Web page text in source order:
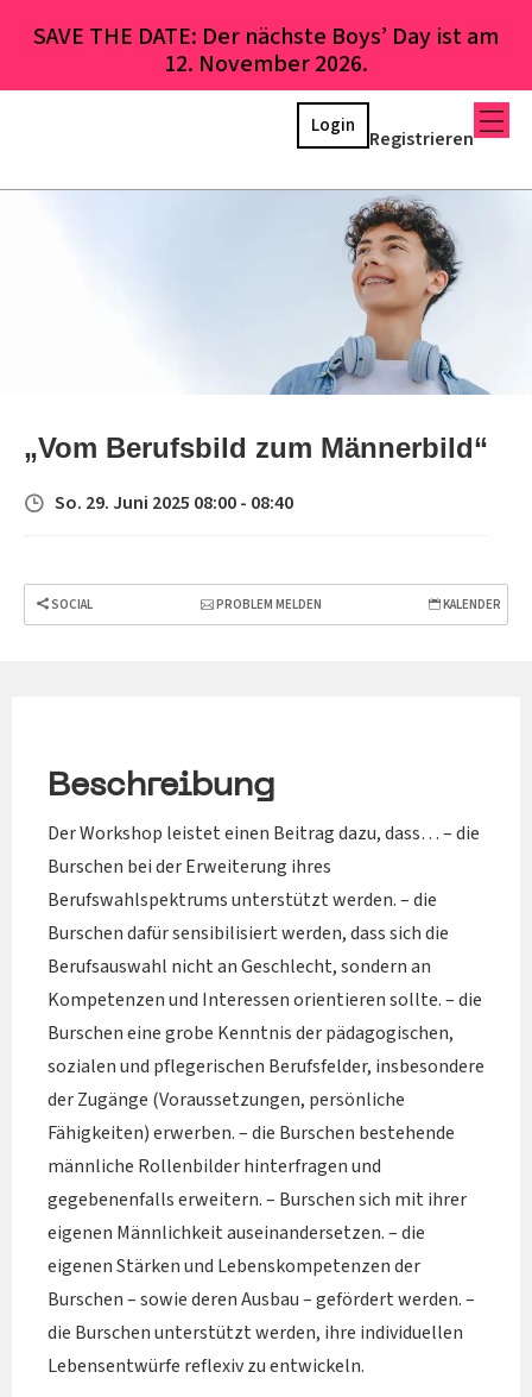
SAVE THE DATE: Der nächste Boys’ Day ist am
12. November 2026.
Registrieren
Login
„Vom Berufsbild zum Männerbild“
So. 29. Juni 2025 08:00 - 08:40
SOCIAL PROBLEM MELDEN KALENDER
Beschreibung
Der Workshop leistet einen Beitrag dazu, dass… – die
Burschen bei der Erweiterung ihres
Berufswahlspektrums unterstützt werden. – die
Burschen dafür sensibilisiert werden, dass sich die
Berufsauswahl nicht an Geschlecht, sondern an
Kompetenzen und Interessen orientieren sollte. – die
Burschen eine grobe Kenntnis der pädagogischen,
sozialen und pflegerischen Berufsfelder, insbesondere
der Zugänge (Voraussetzungen, persönliche
Fähigkeiten) erwerben. – die Burschen bestehende
männliche Rollenbilder hinterfragen und
gegebenenfalls erweitern. – Burschen sich mit ihrer
eigenen Männlichkeit auseinandersetzen. – die
eigenen Stärken und Lebenskompetenzen der
Burschen – sowie deren Ausbau – gefördert werden. –
die Burschen unterstützt werden, ihre individuellen
Lebensentwürfe reflexiv zu entwickeln.